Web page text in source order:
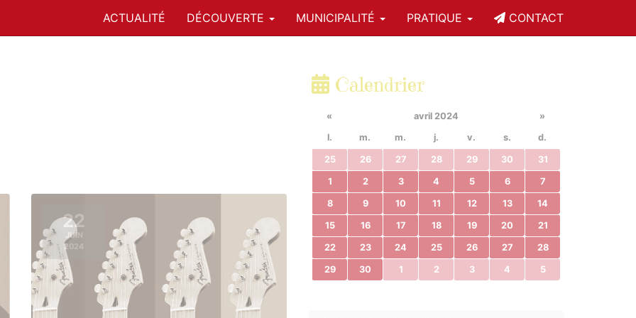
ACTUALITÉ DÉCOUVERTE MUNICIPALITÉ PRATIQUE CONTACT
22
JUIN
2024
Calendrier
« avril 2024
»
l.
m. m. j. v. s. d.
25 26 27 28 29 30 31
1 2 3 4 5 6 7
8 9 10 11 12 13 14
15 16 17 18 19 20 21
22 23 24 25 26 27 28
29 30 1 2 3 4 5